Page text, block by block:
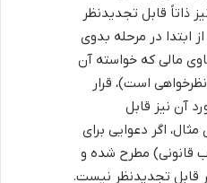
قابل تجدیدنظر
ابتدا در مرحله بدوی
مالی که خواسته آن
است)، قرار
آن نیز قابل
اگر دعوایی برای
قانونی) مطرح شده و
قابل تجدیدنظر نیست.